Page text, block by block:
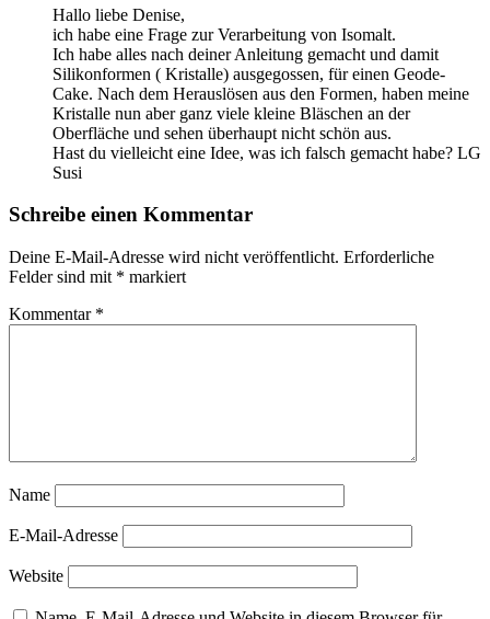
Hallo liebe Denise,
ich habe eine Frage zur Verarbeitung von Isomalt.
Ich habe alles nach deiner Anleitung gemacht und damit
Silikonformen ( Kristalle) ausgegossen, für einen Geode-
Cake. Nach dem Herauslösen aus den Formen, haben meine
Kristalle nun aber ganz viele kleine Bläschen an der
Oberfläche und sehen überhaupt nicht schön aus.
Hast du vielleicht eine Idee, was ich falsch gemacht habe? LG
Susi
Schreibe einen Kommentar
Deine E-Mail-Adresse wird nicht veröffentlicht. Erforderliche
Felder sind mit * markiert
Kommentar *
Name
E-Mail-Adresse
Website